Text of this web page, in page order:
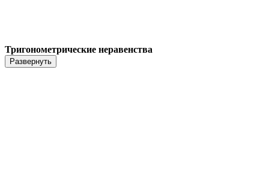
Тригонометрические неравенства